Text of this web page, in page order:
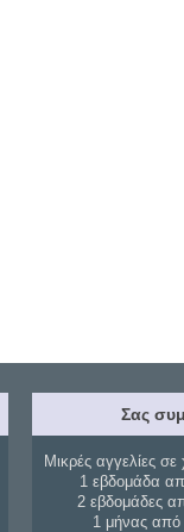
Σας
Μικρές αγγελίες σε
1 εβδομάδα
2 εβδομάδες
1 μήνας